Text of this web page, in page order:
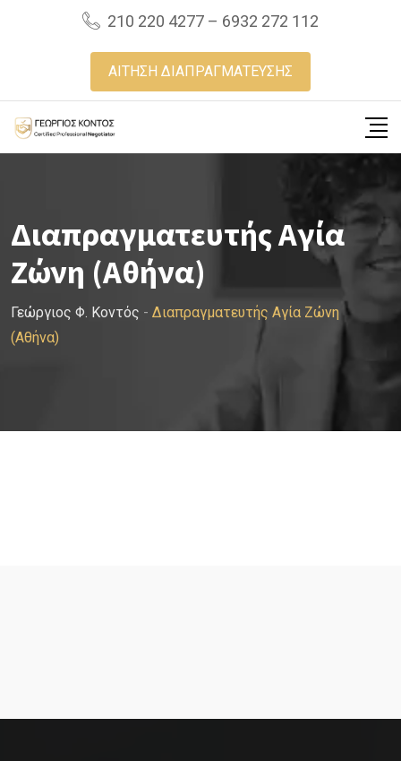
210 220 4277 – 6932 272 112
ΑΙΤΗΣΗ ΔΙΑΠΡΑΓΜΑΤΕΥΣΗΣ
Διαπραγματευτής Αγία
Ζώνη (Αθήνα)
Γεώργιος Φ. Κοντός - Διαπραγματευτής Αγία Ζώνη
(Αθήνα)